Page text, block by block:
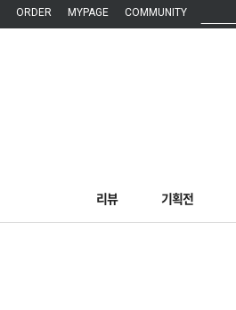
ORDER MYPAGE COMMUNITY
리뷰 기획전